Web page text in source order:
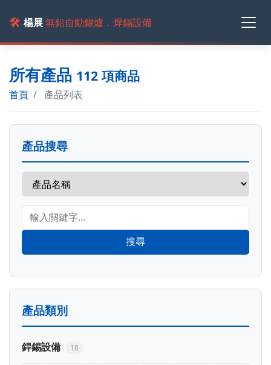
🛠️ 楊展無鉛自動錫爐．焊錫設備
所有產品 112 項商品
首頁 產品列表
產品搜尋
搜尋
產品類別
銲錫設備 18